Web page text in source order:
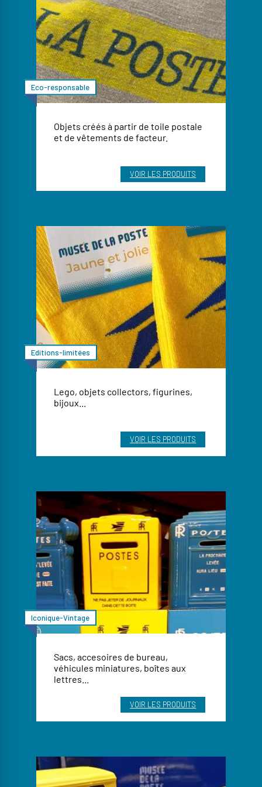
Eco-responsable
Objets créés à partir de toile postale
et de vêtements de facteur.
VOIR LES PRODUITS
Editions-limitées
Lego, objets collectors, figurines,
bijoux...
VOIR LES PRODUITS
Iconique-Vintage
Sacs, accesoires de bureau,
véhicules miniatures, boîtes aux
lettres...
VOIR LES PRODUITS